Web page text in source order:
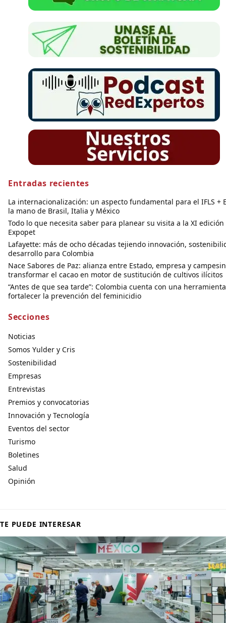
Entradas recientes
La internacionalización: un aspecto fundamental para el IFLS +
la mano de Brasil, Italia y México
Todo lo que necesita saber para planear su visita a la XI edición
Expopet
Lafayette: más de ocho décadas tejiendo innovación,
desarrollo para Colombia
Nace Sabores de Paz: alianza entre Estado, empresa y
transformar el cacao en motor de sustitución de cultivos ilícitos
“Antes de que sea tarde”: Colombia cuenta con una
fortalecer la prevención del feminicidio
Secciones
Noticias
Somos Yulder y Cris
Sostenibilidad
Empresas
Entrevistas
Premios y convocatorias
Innovación y Tecnología
Eventos del sector
Turismo
Boletines
Salud
Opinión
TE PUEDE INTERESAR